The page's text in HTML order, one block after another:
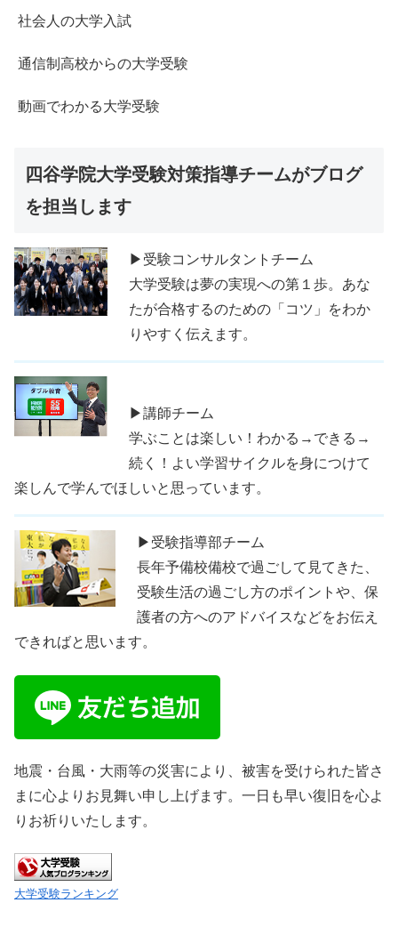
社会人の大学入試
通信制高校からの大学受験
動画でわかる大学受験
四谷学院大学受験対策指導チームがブログ
を担当します
▶受験コンサルタントチーム
大学受験は夢の実現への第１歩。あな
たが合格するのための「コツ」をわか
りやすく伝えます。
▶講師チーム
学ぶことは楽しい！わかる→できる→
続く！よい学習サイクルを身につけて
楽しんで学んでほしいと思っています。
▶受験指導部チーム
長年予備校備校で過ごして見てきた、
受験生活の過ごし方のポイントや、保
護者の方へのアドバイスなどをお伝え
できればと思います。
地震・台風・大雨等の災害により、被害を受けられた皆さ
まに心よりお見舞い申し上げます。一日も早い復旧を心よ
りお祈りいたします。
大学受験ランキング